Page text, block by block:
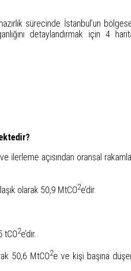
sürecinde İstanbul’un
detaylandırmak için 4
ilerleme açısından oransal
olarak 50,9 MtCO2e’dir.
tCO2e’dir.
50,6 MtCO2e ve kişi başına